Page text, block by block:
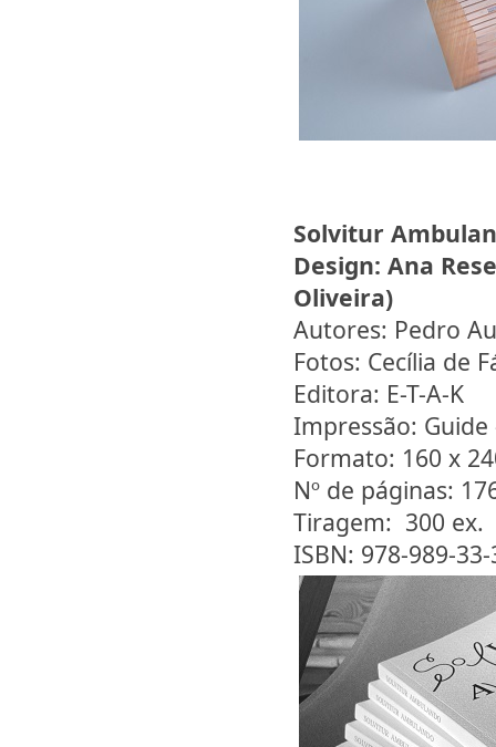
Solvitur
Design: Ana
Oliveira)
Autores: Pedro
Fotos: Cecília de
Editora: E-T-A-K
Impressão:
Formato: 160 x
Nº de páginas:
Tiragem: 300 ex.
ISBN: 978-989-